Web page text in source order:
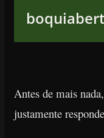
Antes de mais
justamente